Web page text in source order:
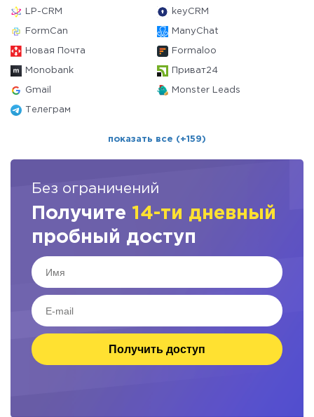
LP-CRM keyCRM
FormCan ManyChat
Новая Почта Formaloo
Monobank Приват24
Gmail Monster Leads
Телеграм
показать все (+159)
Без ограничений
Получите 14-ти дневный
пробный доступ
Получить доступ